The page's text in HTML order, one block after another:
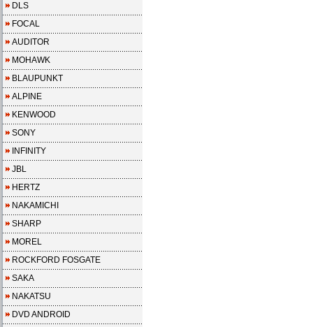
DLS
FOCAL
AUDITOR
MOHAWK
BLAUPUNKT
ALPINE
KENWOOD
SONY
INFINITY
JBL
HERTZ
NAKAMICHI
SHARP
MOREL
ROCKFORD FOSGATE
SAKA
NAKATSU
DVD ANDROID